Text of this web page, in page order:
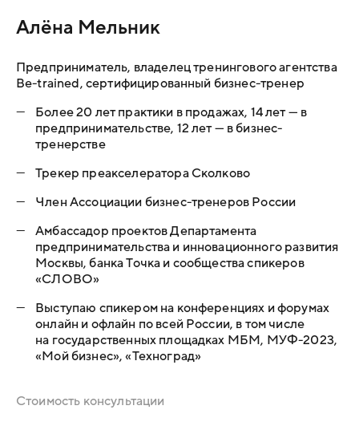
Алёна Мельник
Предприниматель, владелец тренингового агентства
Be-trained, сертифицированный бизнес-тренер
—
Более 20 лет практики в продажах, 14 лет — в
предпринимательстве, 12 лет — в бизнес-
тренерстве
— Трекер преакселератора Сколково
— Член Ассоциации бизнес-тренеров России
—
Амбассадор проектов Департамента
предпринимательства и инновационного развития
Москвы, банка Точка и сообщества спикеров
«СЛОВО»
—
Выступаю спикером на конференциях и форумах
онлайн и офлайн по всей России, в том числе
на государственных площадках МБМ, МУФ-2023,
«Мой бизнес», «Техноград»
Стоимость консультации